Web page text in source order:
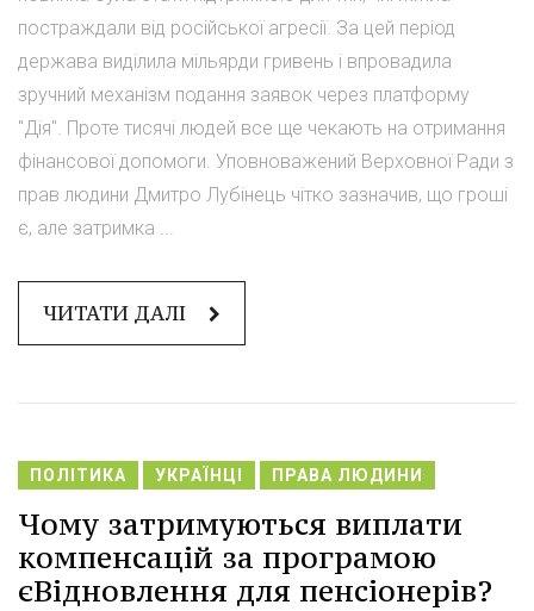
постраждали від російської агресії. За цей період
держава виділила мільярди гривень і впровадила
зручний механізм подання заявок через платформу
"Дія". Проте тисячі людей все ще чекають на отримання
фінансової допомоги. Уповноважений Верховної Ради з
прав людини Дмитро Лубінець чітко зазначив, що гроші
є, але затримка ...
ЧИТАТИ ДАЛІ
ПОЛІТИКА УКРАЇНЦІ ПРАВА ЛЮДИНИ
Чому затримуються виплати
компенсацій за програмою
єВідновлення для пенсіонерів?